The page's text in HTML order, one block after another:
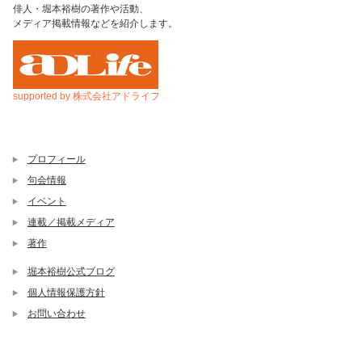
俳人・堀本裕樹の著作や活動、
メディア掲載情報などを紹介します。
supported by 株式会社アドライフ
プロフィール
句会情報
イベント
連載／掲載メディア
著作
堀本裕樹公式ブログ
個人情報保護方針
お問い合わせ